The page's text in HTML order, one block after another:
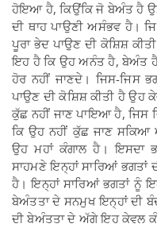
ਹੋਇਆ ਹੈ, ਕਿਉਂਕਿ ਜੋ ਬੇਅੰਤ ਹੈ
ਦੀ ਥਾਹ ਪਾਉਣੀ ਅਸੰਭਵ ਹੈ।
ਪੂਰਾ ਭੇਦ ਪਾਉਣ ਦੀ ਕੋਸ਼ਿਸ਼
ਇਹ ਹੈ ਕਿ ਉਹ ਅਨੰਤ ਹੈ, ਬੇਅੰਤ
ਹੋਰ ਨਹੀਂ ਜਾਣਦੇ। ਜਿਸ-ਜਿਸ
ਪਾਉਣ ਦੀ ਕੋਸ਼ਿਸ਼ ਕੀਤੀ ਹੈ ਉਹ
ਕੁੱਛ ਨਹੀਂ ਜਾਣ ਪਾਇਆ ਹੈ, ਜਿਸ
ਕਿ ਉਹ ਨਹੀਂ ਕੁੱਛ ਜਾਣ
ਉਹ ਮਹਾਂ ਕੰਗਾਲ ਹੈ। ਇਸਦਾ
ਸਾਹਮਣੇ ਇਨ੍ਹਾਂ ਸਾਰਿਆਂ
ਹੈ। ਇਨ੍ਹਾਂ ਸਾਰਿਆਂ ਭਗਤਾਂ ਨੂੰ
ਬੇਅੰਤਤਾ ਦੇ ਸਨਮੁਖ ਇਨ੍ਹਾਂ ਦੀ
ਦੀ ਬੇਅੰਤਤਾ ਦੇ ਅੱਗੇ ਇਹ ਕੇਵਲ